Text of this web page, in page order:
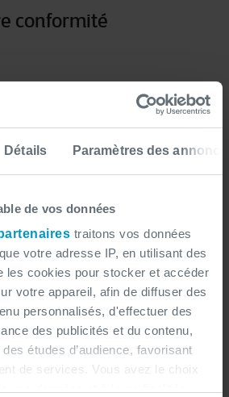
Détails Paramètres des
de vos données
traitons vos données
votre adresse IP, en utilisant des
les cookies pour stocker et accéder
votre appareil, afin de diffuser des
personnalisés, d'effectuer des
des publicités et du contenu,
études d’audience, favorisant
de services. Vous avez le choix
conformité
, le sujet est
La conformité ne peut plus
pour les actions
actions utilisateurs
logs, auditabilité
IT, c'est un sujet